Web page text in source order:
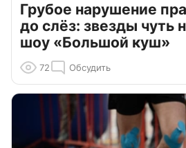
Грубое нарушение
до слёз: звезды чуть
шоу «Большой куш»
72 Обсудить